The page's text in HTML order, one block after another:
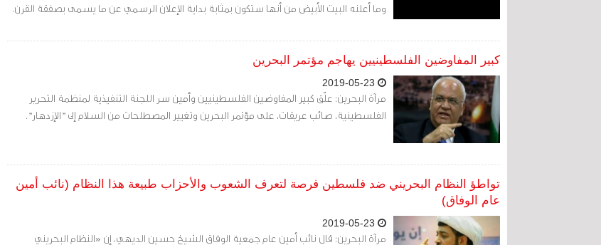
وما أعلنه البيت الأبيض من أنها ستكون بمثابة بداية الإعلان الرسمي عن ما يسمى بصفقة القرن.
كبير المفاوضين الفلسطينيين يهاجم مؤتمر البحرين
مرآة البحرين: علّق كبير المفاوضين الفلسطينيين وأمين سر اللجنة التنفيذية لمنظمة التحرير
الفلسطينية، صائب عريقات، على مؤتمر البحرين وتغيير المصطلحات من السلام إلى "الإزدهار".
تواطؤ النظام البحريني ضد فلسطين فرصة لتعرف الشعوب والأحزاب طبيعة هذا النظام (نائب أمين
عام الوفاق)
مرآة البحرين: قال نائب أمين عام جمعية الوفاق الشيخ حسين الديهي، إن «النظام البحريني